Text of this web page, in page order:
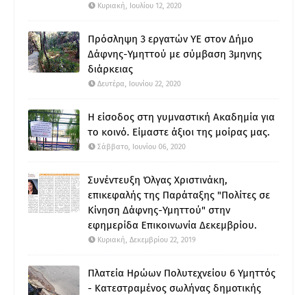
Κυριακή, Ιουλίου 12, 2020
Πρόσληψη 3 εργατών ΥΕ στον Δήμο
Δάφνης-Υμηττού με σύμβαση 3μηνης
διάρκειας
Δευτέρα, Ιουνίου 22, 2020
Η είσοδος στη γυμναστική Ακαδημία για
το κοινό. Είμαστε άξιοι της μοίρας μας.
Σάββατο, Ιουνίου 06, 2020
Συνέντευξη Όλγας Χριστινάκη,
επικεφαλής της Παράταξης "Πολίτες σε
Κίνηση Δάφνης-Υμηττού" στην
εφημερίδα Επικοινωνία Δεκεμβρίου.
Κυριακή, Δεκεμβρίου 22, 2019
Πλατεία Ηρώων Πολυτεχνείου 6 Υμηττός
- Κατεστραμένος σωλήνας δημοτικής